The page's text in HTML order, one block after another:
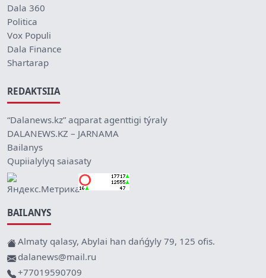
Dala 360
Politica
Vox Populi
Dala Finance
Shartarap
REDAKTSIIA
“Dalanews.kz” aqparat agenttigi týraly
DALANEWS.KZ – JARNAMA
Bailanys
Qupiialylyq saiasaty
BAILANYS
Almaty qalasy, Abylai han dańǵyly 79, 125 ofis.
dalanews@mail.ru
+77019590709